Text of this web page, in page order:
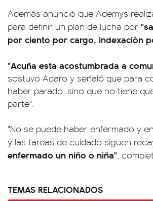
Además anunció que Ademys
para definir un plan de lucha por
por ciento por cargo, indexación
"Acuña esta acostumbrada a
sostuvo Adaro y señaló que para
haber parado, sino que no tiene
parte".
"No se puede haber enfermado y
y las tareas de cuidado siguen
enfermado un niño o niña",
TEMAS RELACIONADOS